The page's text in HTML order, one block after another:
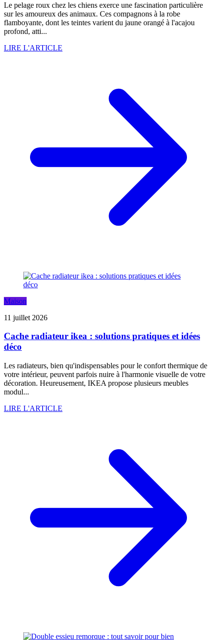
Le pelage roux chez les chiens exerce une fascination particulière
sur les amoureux des animaux. Ces compagnons à la robe
flamboyante, dont les teintes varient du jaune orangé à l'acajou
profond, atti...
LIRE L'ARTICLE
Maison
11 juillet 2026
Cache radiateur ikea : solutions pratiques et idées
déco
Les radiateurs, bien qu'indispensables pour le confort thermique de
votre intérieur, peuvent parfois nuire à l'harmonie visuelle de votre
décoration. Heureusement, IKEA propose plusieurs meubles
modul...
LIRE L'ARTICLE